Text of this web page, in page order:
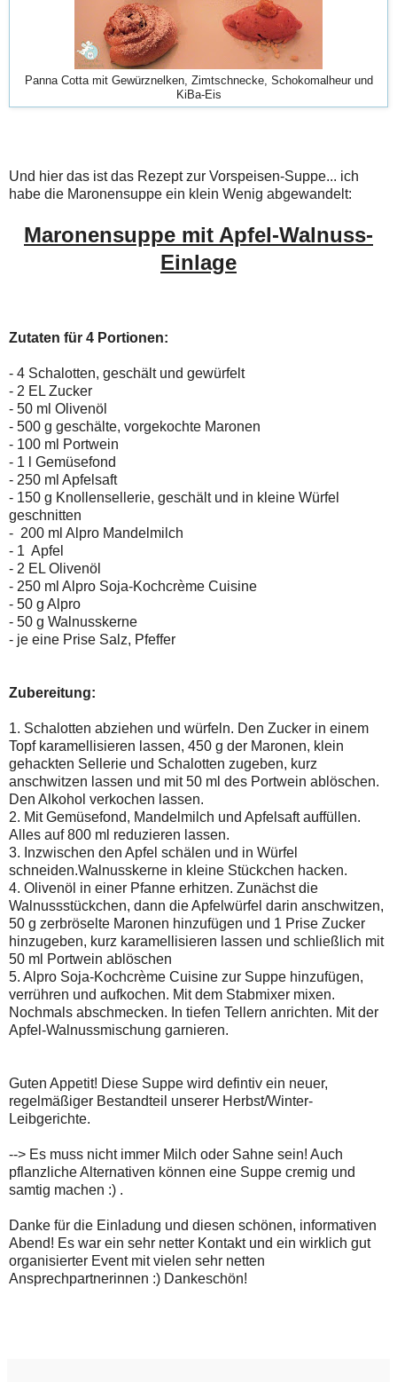
Panna Cotta mit Gewürznelken, Zimtschnecke, Schokomalheur und
KiBa-Eis
Und hier das ist das Rezept zur Vorspeisen-Suppe... ich
habe die Maronensuppe ein klein Wenig abgewandelt:
Maronensuppe mit Apfel-Walnuss-
Einlage
Zutaten für 4 Portionen:
- 4 Schalotten, geschält und gewürfelt
- 2 EL Zucker
- 50 ml Olivenöl
- 500 g geschälte, vorgekochte Maronen
- 100 ml Portwein
- 1 l Gemüsefond
- 250 ml Apfelsaft
- 150 g Knollensellerie, geschält und in kleine Würfel
geschnitten
- 200 ml Alpro Mandelmilch
- 1 Apfel
- 2 EL Olivenöl
- 250 ml Alpro Soja-Kochcrème Cuisine
- 50 g Alpro
- 50 g Walnusskerne
- je eine Prise Salz, Pfeffer
Zubereitung:
1. Schalotten abziehen und würfeln. Den Zucker in einem
Topf karamellisieren lassen, 450 g der Maronen, klein
gehackten Sellerie und Schalotten zugeben, kurz
anschwitzen lassen und mit 50 ml des Portwein ablöschen.
Den Alkohol verkochen lassen.
2. Mit Gemüsefond, Mandelmilch und Apfelsaft auffüllen.
Alles auf 800 ml reduzieren lassen.
3. Inzwischen den Apfel schälen und in Würfel
schneiden.Walnusskerne in kleine Stückchen hacken.
4. Olivenöl in einer Pfanne erhitzen. Zunächst die
Walnussstückchen, dann die Apfelwürfel darin anschwitzen,
50 g zerbröselte Maronen hinzufügen und 1 Prise Zucker
hinzugeben, kurz karamellisieren lassen und schließlich mit
50 ml Portwein ablöschen
5. Alpro Soja-Kochcrème Cuisine zur Suppe hinzufügen,
verrühren und aufkochen. Mit dem Stabmixer mixen.
Nochmals abschmecken. In tiefen Tellern anrichten. Mit der
Apfel-Walnussmischung garnieren.
Guten Appetit! Diese Suppe wird defintiv ein neuer,
regelmäßiger Bestandteil unserer Herbst/Winter-
Leibgerichte.
--> Es muss nicht immer Milch oder Sahne sein! Auch
pflanzliche Alternativen können eine Suppe cremig und
samtig machen :) .
Danke für die Einladung und diesen schönen, informativen
Abend! Es war ein sehr netter Kontakt und ein wirklich gut
organisierter Event mit vielen sehr netten
Ansprechpartnerinnen :) Dankeschön!